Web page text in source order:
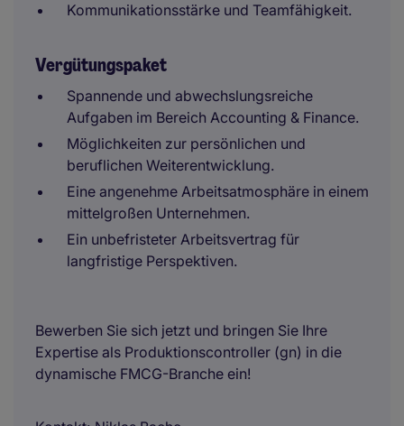
Kommunikationsstärke und Teamfähigkeit.
Vergütungspaket
Spannende und abwechslungsreiche
Aufgaben im Bereich Accounting & Finance.
Möglichkeiten zur persönlichen und
beruflichen Weiterentwicklung.
Eine angenehme Arbeitsatmosphäre in einem
mittelgroßen Unternehmen.
Ein unbefristeter Arbeitsvertrag für
langfristige Perspektiven.
Bewerben Sie sich jetzt und bringen Sie Ihre
Expertise als Produktionscontroller (gn) in die
dynamische FMCG-Branche ein!